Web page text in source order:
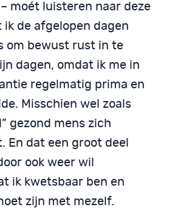
moét luisteren naar deze
ik de afgelopen dagen
om bewust rust in te
dagen, omdat ik me in
regelmatig prima en
Misschien wel zoals
gezond mens zich
En dat een groot deel
ook weer wil
ik kwetsbaar ben en
zijn met mezelf.